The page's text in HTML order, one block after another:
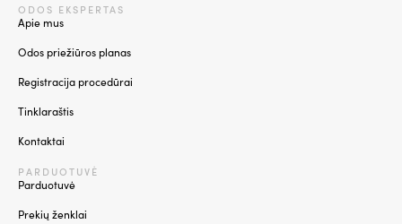
ODOS EKSPERTAS
Apie mus
Odos priežiūros planas
Registracija procedūrai
Tinklaraštis
Kontaktai
PARDUOTUVĖ
Parduotuvė
Prekių ženklai